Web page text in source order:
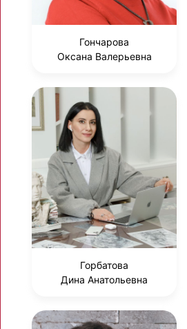
Гончарова
Оксана Валерьевна
Горбатова
Дина Анатольевна